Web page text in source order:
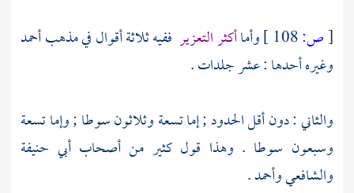
[ص: وأماأكثر التعزير ففيه ثلاثة أقوال في مذهبأحمد
وغيره أحدها : عشر جلدات .
والثاني : دون أقل الحدود ; إما تسعة وثلاثون سوطا ; وإما تسعة
وسبعون سوطا . وهذا قول كثير من أصحابأبي حنيفة
والشافعيوأحمد.